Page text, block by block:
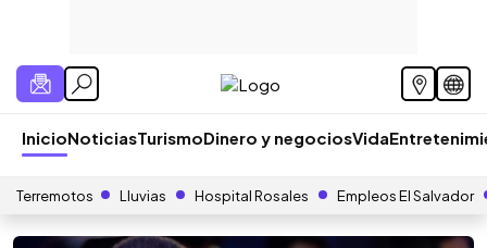
InicioNoticiasTurismoDinero y negociosVida
Terremotos Lluvias Hospital Rosales Empleos El Salvador